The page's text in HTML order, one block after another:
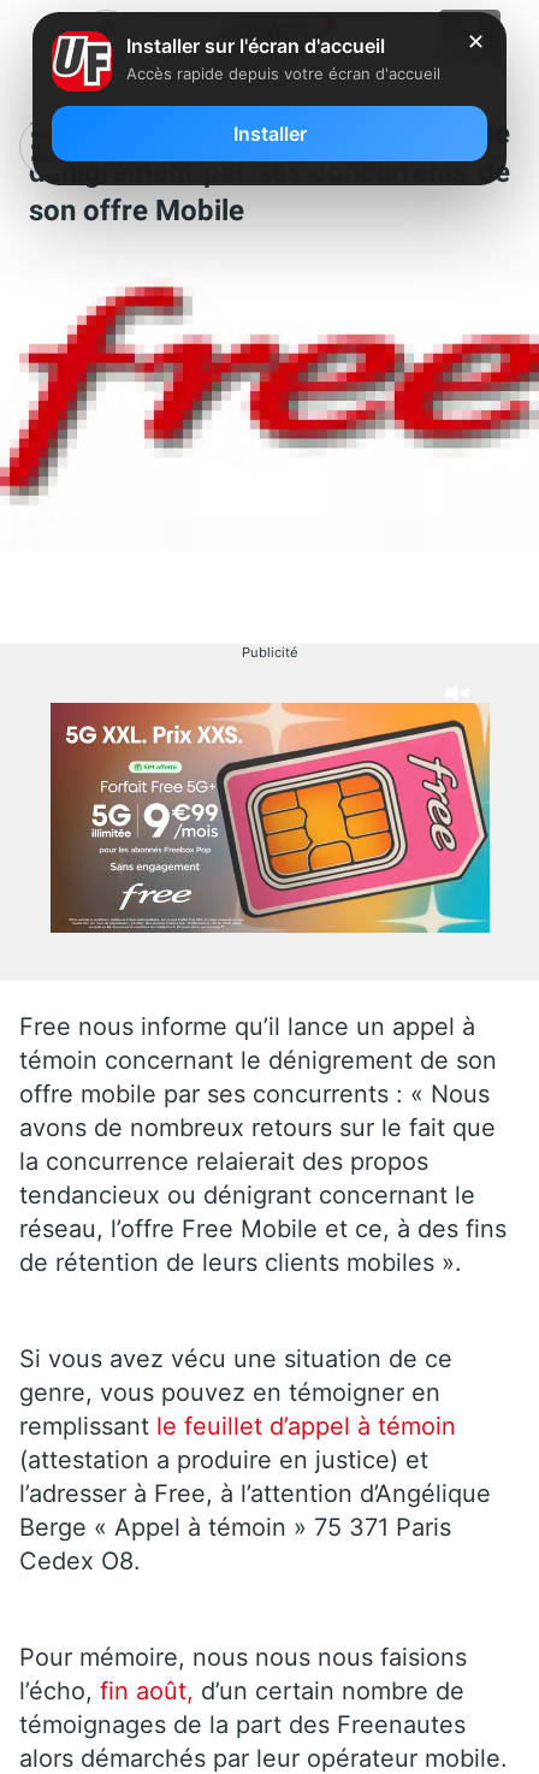
Free lance un appel à témoin sur le
dénigrement par ses concurrents de
son offre Mobile
Publicité
Free nous informe qu’il lance un appel à
témoin concernant le dénigrement de son
offre mobile par ses concurrents : « Nous
avons de nombreux retours sur le fait que
la concurrence relaierait des propos
tendancieux ou dénigrant concernant le
réseau, l’offre Free Mobile et ce, à des fins
de rétention de leurs clients mobiles ».
Si vous avez vécu une situation de ce
genre, vous pouvez en témoigner en
remplissant le feuillet d’appel à témoin
(attestation a produire en justice) et
l’adresser à Free, à l’attention d’Angélique
Berge « Appel à témoin » 75 371 Paris
Cedex O8.
Pour mémoire, nous nous nous faisions
l’écho, fin août, d’un certain nombre de
témoignages de la part des Freenautes
alors démarchés par leur opérateur mobile.
✕
Installer sur l'écran d'accueil
Accès rapide depuis votre écran d'accueil
Installer